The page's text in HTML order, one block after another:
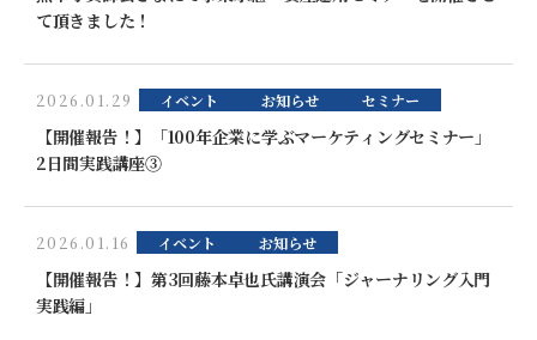
て頂きました！
2026.01.29 イベント お知らせ セミナー
【開催報告！】「100年企業に学ぶマーケティングセミナー」
2日間実践講座③
2026.01.16 イベント お知らせ
【開催報告！】第3回藤本卓也氏講演会「ジャーナリング入門
実践編」